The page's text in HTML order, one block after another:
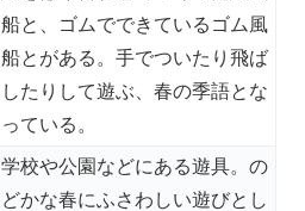
船と、ゴムでできているゴム風
船とがある。手でついたり飛ば
したりして遊ぶ、春の季語とな
っている。
学校や公園などにある遊具。の
どかな春にふさわしい遊びとし